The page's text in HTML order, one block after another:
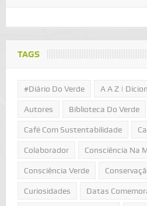
TAGS
#Diário Do Verde A A Z |
Autores Biblioteca Do Verde
Café Com Sustentabilidade
Colaborador Consciência Na
Consciência Verde
Curiosidades Datas